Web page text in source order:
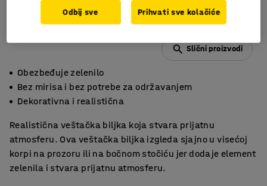
Slični proizvodi
Obezbeđuje zelenilo
Bez mirisa i bez potrebe za održavanjem
Dekorativna i realistična
Realistična veštačka biljka koja stvara prijatnu
atmosferu. Ova veštačka biljka izgleda sjajno u visećoj
korpi na prozoru ili na bočnom stočiću jer dodaje element
zelenila i stvara prijatnu atmosferu.
Odbij sve Prihvati sve kolačiće